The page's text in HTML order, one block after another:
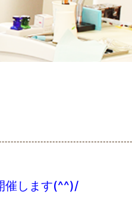
催します(^^)/